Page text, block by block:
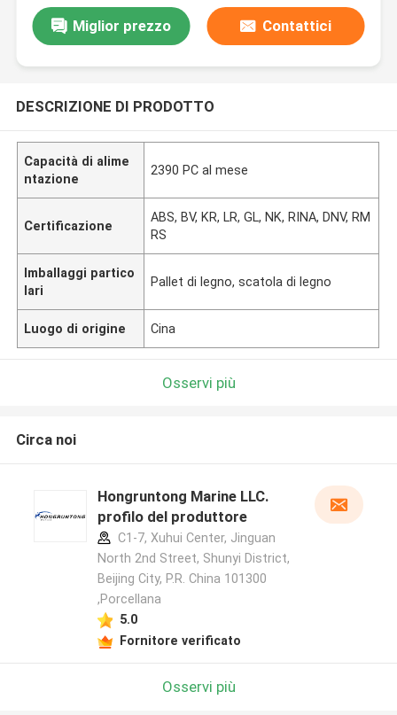
Miglior prezzo Contattici
DESCRIZIONE DI PRODOTTO
Capacità di alime
ntazione
2390 PC al mese
Certificazione
ABS, BV, KR, LR, GL, NK, RINA, DNV, RM
RS
Imballaggi partico
lari
Pallet di legno, scatola di legno
Luogo di origine Cina
Osservi più
Circa noi
Hongruntong Marine LLC.
profilo del produttore
C1-7, Xuhui Center, Jinguan
North 2nd Street, Shunyi District,
Beijing City, P.R. China 101300
,Porcellana
5.0
Fornitore verificato
Osservi più